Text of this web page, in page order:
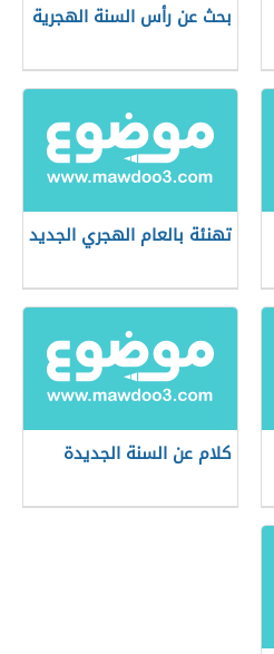
بحث عن رأس السنة الهجرية
تهنئة بالعام الهجري الجديد
كلام عن السنة الجديدة